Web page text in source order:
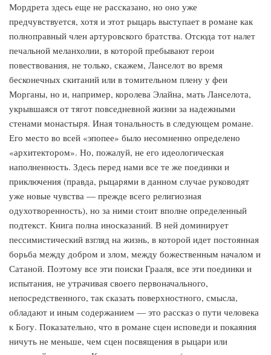
Мордрета здесь еще не рассказано, но оно уже
предчувствуется, хотя и этот рыцарь выступает в романе как
полноправный член артуровского братства. Отсюда тот налет
печальной меланхолии, в которой пребывают герои
повествования, не только, скажем, Ланселот во время
бесконечных скитаний или в томительном плену у феи
Морганы, но и, например, королева Элайна, мать Ланселота,
укрывшаяся от тягот повседневной жизни за надежными
стенами монастыря. Иная тональность в следующем романе.
Его место во всей «эпопее» было несомненно определено
«архитектором». Но, пожалуй, не его идеологическая
наполненность. Здесь перед нами все те же поединки и
приключения (правда, рыцарями в данном случае руководят
уже новые чувства — прежде всего религиозная
одухотворенность), но за ними стоит вполне определенный
подтекст. Книга полна иносказаний. В ней доминирует
пессимистический взгляд на жизнь, в которой идет постоянная
борьба между добром и злом, между божественным началом и
Сатаной. Поэтому все эти поиски Грааля, все эти поединки и
испытания, не утрачивая своего первоначального,
непосредственного, так сказать поверхностного, смысла,
обладают и иным содержанием — это рассказ о пути человека
к Богу. Показательно, что в романе сцен исповеди и покаяния
ничуть не меньше, чем сцен посвящения в рыцари или